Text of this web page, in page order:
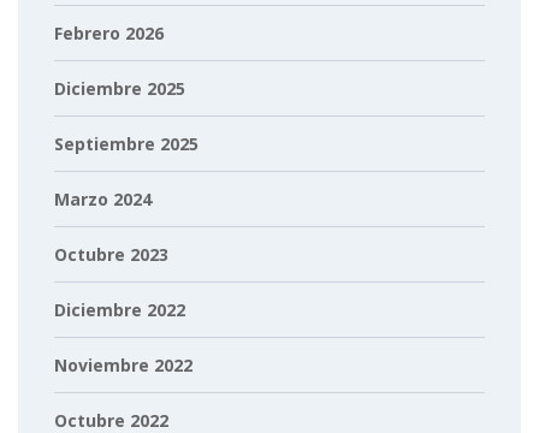
Febrero 2026
Diciembre 2025
Septiembre 2025
Marzo 2024
Octubre 2023
Diciembre 2022
Noviembre 2022
Octubre 2022